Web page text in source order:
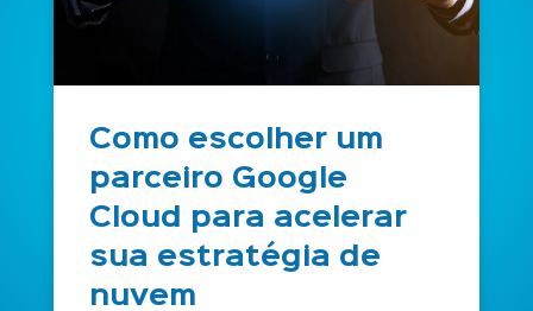
Como escolher um
parceiro Google
Cloud para acelerar
sua estratégia de
nuvem